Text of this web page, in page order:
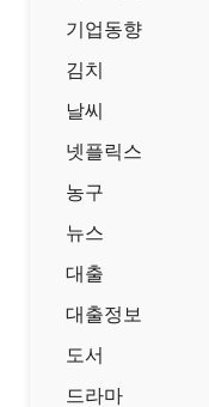
기업동향
김치
날씨
넷플릭스
농구
뉴스
대출
대출정보
도서
드라마